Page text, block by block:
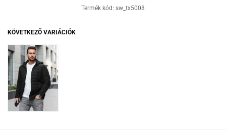
Termék kód: sw_tx5008
KÖVETKEZŐ VARIÁCIÓK